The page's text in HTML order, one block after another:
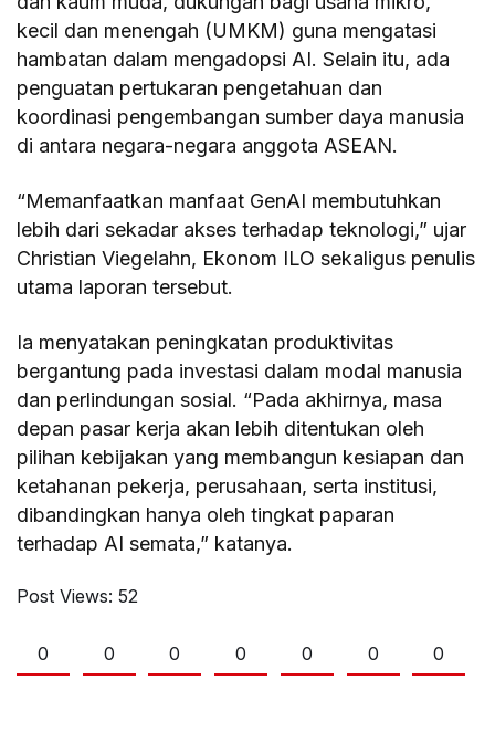
kecil dan menengah (UMKM) guna mengatasi
hambatan dalam mengadopsi AI. Selain itu, ada
penguatan pertukaran pengetahuan dan
koordinasi pengembangan sumber daya manusia
di antara negara-negara anggota ASEAN.
“Memanfaatkan manfaat GenAI membutuhkan
lebih dari sekadar akses terhadap teknologi,” ujar
Christian Viegelahn, Ekonom ILO sekaligus penulis
utama laporan tersebut.
Ia menyatakan peningkatan produktivitas
bergantung pada investasi dalam modal manusia
dan perlindungan sosial. “Pada akhirnya, masa
depan pasar kerja akan lebih ditentukan oleh
pilihan kebijakan yang membangun kesiapan dan
ketahanan pekerja, perusahaan, serta institusi,
dibandingkan hanya oleh tingkat paparan
terhadap AI semata,” katanya.
Post Views: 52
0 0 0 0 0 0 0